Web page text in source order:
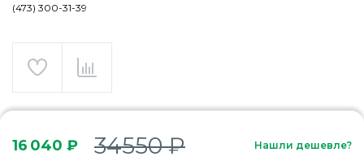
(473) 300-31-39
16 040 ₽ 34550 ₽ Нашли дешевле?